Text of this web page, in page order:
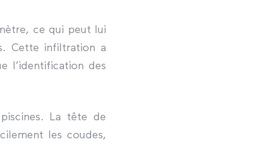
ce qui peut lui
Cette infiltration a
l’identification des
La tête de
les coudes,